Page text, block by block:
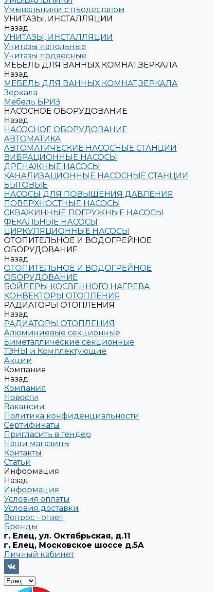
Умывальники с пьедесталом
УНИТАЗЫ, ИНСТАЛЛЯЦИИ
Назад
УНИТАЗЫ, ИНСТАЛЛЯЦИИ
Унитазы напольные
Унитазы подвесные
МЕБЕЛЬ ДЛЯ ВАННЫХ КОМНАТ,ЗЕРКАЛА
Назад
МЕБЕЛЬ ДЛЯ ВАННЫХ КОМНАТ,ЗЕРКАЛА
Зеркала
Мебель БРИЗ
НАСОСНОЕ ОБОРУДОВАНИЕ
Назад
НАСОСНОЕ ОБОРУДОВАНИЕ
АВТОМАТИКА
АВТОМАТИЧЕСКИЕ НАСОСНЫЕ СТАНЦИИ
ВИБРАЦИОННЫЕ НАСОСЫ
ДРЕНАЖНЫЕ НАСОСЫ
КАНАЛИЗАЦИОННЫЕ НАСОСНЫЕ СТАНЦИИ
БЫТОВЫЕ
НАСОСЫ ДЛЯ ПОВЫШЕНИЯ ДАВЛЕНИЯ
ПОВЕРХНОСТНЫЕ НАСОСЫ
СКВАЖИННЫЕ ПОГРУЖНЫЕ НАСОСЫ
ФЕКАЛЬНЫЕ НАСОСЫ
ЦИРКУЛЯЦИОННЫЕ НАСОСЫ
ОТОПИТЕЛЬНОЕ И ВОДОГРЕЙНОЕ
ОБОРУДОВАНИЕ
Назад
ОТОПИТЕЛЬНОЕ И ВОДОГРЕЙНОЕ
ОБОРУДОВАНИЕ
БОЙЛЕРЫ КОСВЕННОГО НАГРЕВА
КОНВЕКТОРЫ ОТОПЛЕНИЯ
РАДИАТОРЫ ОТОПЛЕНИЯ
Назад
РАДИАТОРЫ ОТОПЛЕНИЯ
Алюминиевые секционные
Биметаллические секционные
ТЭНЫ и Комплектующие
Акции
Компания
Назад
Компания
Новости
Вакансии
Политика конфиденциальности
Сертификаты
Пригласить в тендер
Наши магазины
Контакты
Статьи
Информация
Назад
Информация
Условия оплаты
Условия доставки
Вопрос - ответ
Бренды
г. Елец, ул. Октябрьская, д.11
г. Елец, Московское шоссе д.5А
Личный кабинет